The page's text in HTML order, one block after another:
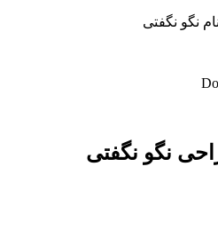
نگو نگفتی